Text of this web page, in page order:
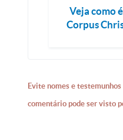
Veja como
Corpus
Evite nomes e
comentário pode ser visto